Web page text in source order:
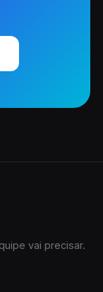
vai precisar.